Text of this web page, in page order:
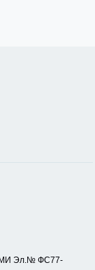
СМИ Эл.№ ФС77-